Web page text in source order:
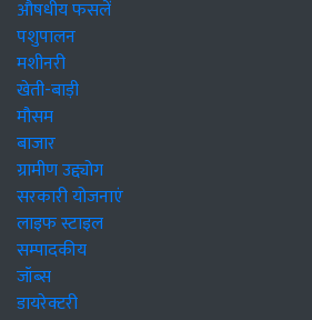
औषधीय फसलें
पशुपालन
मशीनरी
खेती-बाड़ी
मौसम
बाजार
ग्रामीण उद्द्योग
सरकारी योजनाएं
लाइफ स्टाइल
सम्पादकीय
जॉब्स
डायरेक्टरी